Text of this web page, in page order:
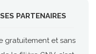
PARTENAIRES
gratuitement et sans